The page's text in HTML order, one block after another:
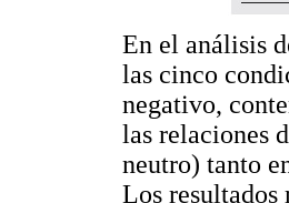
En el análisis
las cinco
negativo,
las relaciones
neutro) tanto
Los resultados